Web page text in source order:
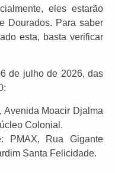
eles estarão
Dourados. Para saber
esta, basta verificar
de julho de 2026, das
Avenida Moacir Djalma
Colonial.
PMAX, Rua Gigante
Santa Felicidade.